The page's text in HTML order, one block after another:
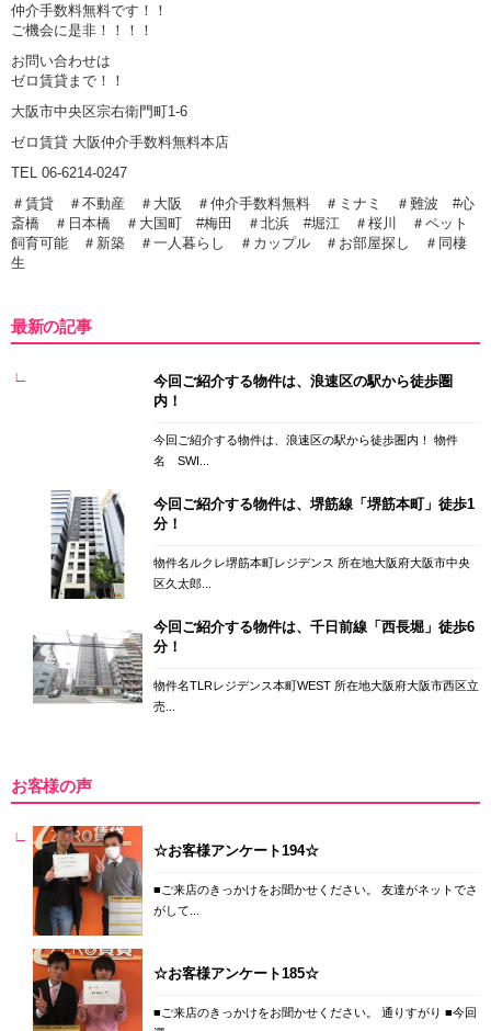
仲介手数料無料です！！
ご機会に是非！！！！
お問い合わせは
ゼロ賃貸まで！！
大阪市中央区宗右衛門町1-6
ゼロ賃貸 大阪仲介手数料無料本店
TEL 06-6214-0247
＃賃貸 ＃不動産 ＃大阪 ＃仲介手数料無料 ＃ミナミ ＃難波 #心
斎橋 ＃日本橋 ＃大国町 #梅田 ＃北浜 #堀江 ＃桜川 ＃ペット
飼育可能 ＃新築 ＃一人暮らし ＃カップル ＃お部屋探し ＃同棲
生
最新の記事
今回ご紹介する物件は、浪速区の駅から徒歩圏
内！
今回ご紹介する物件は、浪速区の駅から徒歩圏内！ 物件
名 SWI...
今回ご紹介する物件は、堺筋線「堺筋本町」徒歩1
分！
物件名ルクレ堺筋本町レジデンス 所在地大阪府大阪市中央
区久太郎...
今回ご紹介する物件は、千日前線「西長堀」徒歩6
分！
物件名TLRレジデンス本町WEST 所在地大阪府大阪市西区立
売...
お客様の声
☆お客様アンケート194☆
■ご来店のきっかけをお聞かせください。 友達がネットでさ
がして...
☆お客様アンケート185☆
■ご来店のきっかけをお聞かせください。 通りすがり ■今回